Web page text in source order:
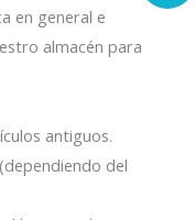
en general e
almacén para
antiguos.
del